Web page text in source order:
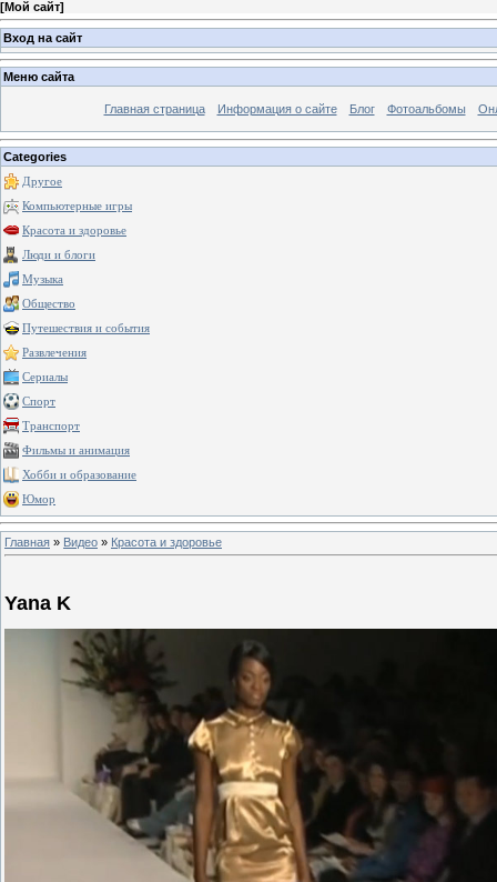
[Мой сайт]
Вход на сайт
Меню сайта
Главная страница Информация о сайте Блог Фотоальбомы
Categories
Другое
Компьютерные игры
Красота и здоровье
Люди и блоги
Музыка
Общество
Путешествия и события
Развлечения
Сериалы
Спорт
Транспорт
Фильмы и анимация
Хобби и образование
Юмор
Главная » Видео » Красота и здоровье
Yana K